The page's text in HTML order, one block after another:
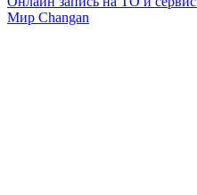
Мир Changan